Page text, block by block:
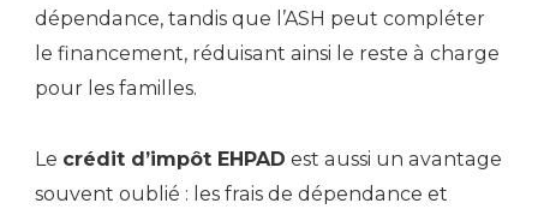
dépendance, tandis que l’ASH peut compléter
le financement, réduisant ainsi le reste à charge
pour les familles.
Le crédit d’impôt EHPAD est aussi un avantage
souvent oublié : les frais de dépendance et